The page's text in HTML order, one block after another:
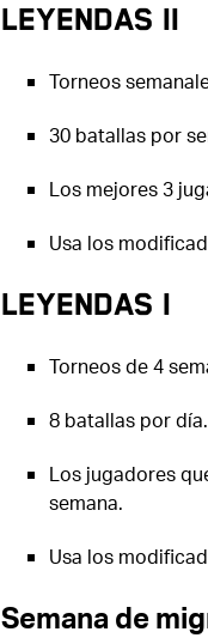
Leyendas II
Torneos
30 batallas por
Los mejores 3
Usa los
Leyendas I
Torneos de 4
8 batallas por día.
Los jugadores
semana.
Usa los
Semana de